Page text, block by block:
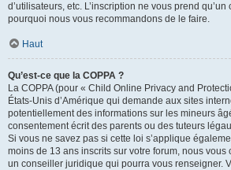
d’utilisateurs, etc. L’inscription ne vous prend qu’un
pourquoi nous vous recommandons de le faire.
Haut
Qu’est-ce que la COPPA ?
La COPPA (pour « Child Online Privacy and
États-Unis d’Amérique qui demande aux sites
potentiellement des informations sur les mineurs
consentement écrit des parents ou des tuteurs
Si vous ne savez pas si cette loi s’applique
moins de 13 ans inscrits sur votre forum, nous
un conseiller juridique qui pourra vous renseigner.